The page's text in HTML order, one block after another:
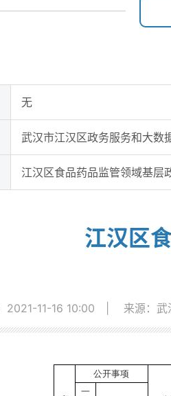
无
武汉市江汉区政务服务和大数
江汉区食品药品监管领域基层
江汉区
2021-11-16 10:00 来源：
公开事项
一